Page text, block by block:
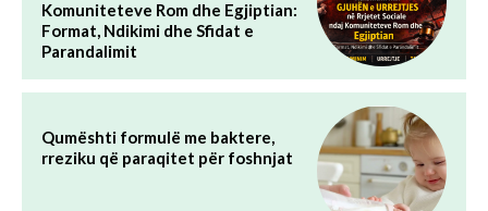
Komuniteteve Rom dhe Egjiptian:
Format, Ndikimi dhe Sfidat e
Parandalimit
Qumështi formulë me baktere,
rreziku që paraqitet për foshnjat